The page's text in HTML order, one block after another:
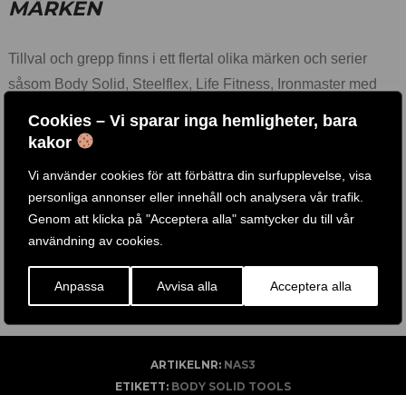
Cookies – Vi sparar inga hemligheter, bara
kakor
Vi använder cookies för att förbättra din surfupplevelse, visa
personliga annonser eller innehåll och analysera vår trafik.
Genom att klicka på "Acceptera alla" samtycker du till vår
användning av cookies.
Anpassa Avvisa alla Acceptera alla
MÄRKEN
Tillval och grepp finns i ett flertal olika märken och serier
såsom Body Solid, Steelflex, Life Fitness, Ironmaster med
Vi erbjuder de mest prisvärda och användarvänligaste
ställda kraven från tusentals gym och hemmagym runt om i
världen.
Flera av våra träningsredskap
ARTIKELNR: NAS3
ETIKETT: BODY SOLID TOOLS